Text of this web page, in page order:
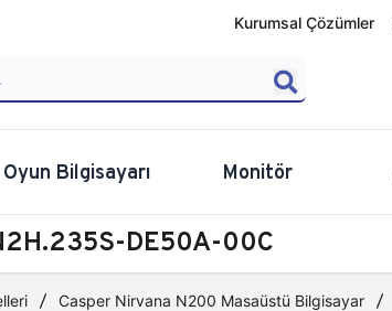
Kurumsal Çözümler
Oyun Bilgisayarı Monitör
DE50A-00C
Casper Nirvana N200 Masaüstü Bilgisayar